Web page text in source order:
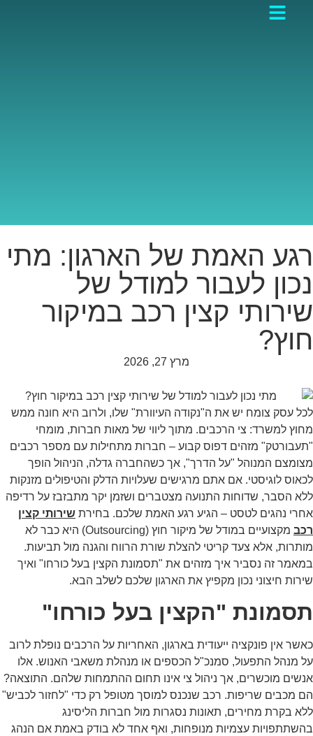
האמת של הארגון: מתי
לעבור למודל של
קצין רכב במיקור
מרץ 27, 2026
עסק צומח יש את ה"נקודה העיוורת" שלו, ולרוב היא חונה ממש
למשרד: צי הרכבים. מתוך ליווי של מאות חברות, מומחי
מזהים דפוס קבוע – חברות מתחילות עם מספר רכבים
המנוהל "על הדרך", אך כשהחברה גדלה, הניהול הופך
לוגיסטי. אם אתם מרגישים שעלויות הדלק והטיפולים מזנקות
הסבר, שדוחות התנועה מצטברים ושזמן יקר מתבזבז על רדיפה
נהגים לטסט – הגיע רגע האמת שלכם. בחירתשירותי קצין
מקצועיים במודל של מיקור חוץ (Outsourcing) היא כבר לא
אלא צעד קריטי להצלת שורת הרווח והגנה מול תביעות.
זה נסביר איך מזהים את "תסמונת הקצין בעל כורחו" ואיך
חיצוני נכון מקפיץ את הארגון שלכם לשלב הבא.
"הקצין בעל כורחו"
אין פונקציה ייעודית בארגון, האחריות על הרכבים נופלת לרוב
מנהל התפעול, סמנכ"ל הכספים או מנהלת משאבי האנוש. אלו
מוכשרים, אך ניהול צי אינו תחום ההתמחות שלהם. התוצאה?
מכבים שריפות. רכב שנכנס למוסך מטופל רק כדי "לחזור לכביש"
בקרת מחירים, תאונות נסגרות מול חברות הליסינג
עצמיות מנופחות, ואף אחד לא בודק באמת אם הנהג